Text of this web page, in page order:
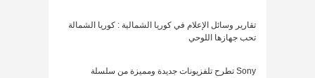
تقارير وسائل الإعلام في كوريا الشمالية : كوريا الشمالة
تحب جهازها اللوحي
Sony تطرح تلفزيونات جديدة ومميزة من سلسلة